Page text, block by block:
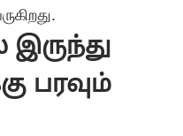
இருந்து
பரவும்